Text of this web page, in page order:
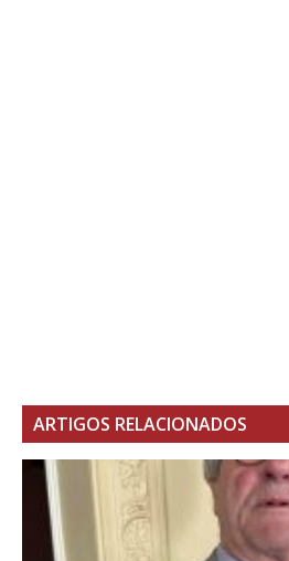
ARTIGOS RELACIONADOS